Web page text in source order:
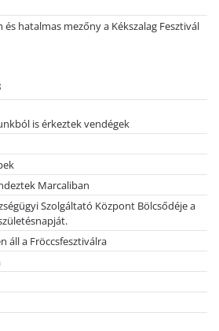
hatalmas mezőny a Kékszalag Fesztivál
is érkeztek vendégek
Marcaliban
Szolgáltató Központ Bölcsődéje a
áll a Fröccsfesztiválra